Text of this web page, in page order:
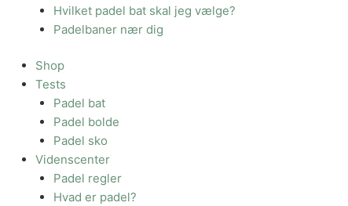
Hvilket padel bat skal jeg vælge?
Padelbaner nær dig
Shop
Tests
Padel bat
Padel bolde
Padel sko
Videnscenter
Padel regler
Hvad er padel?